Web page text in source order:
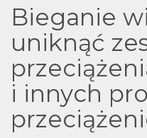
Bieganie
uniknąć
i innych